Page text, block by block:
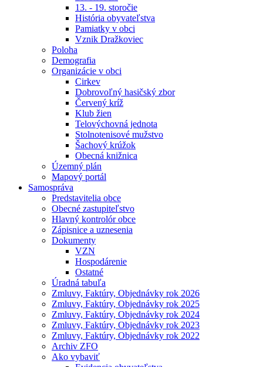
13. - 19. storočie
História obyvateľstva
Pamiatky v obci
Vznik Dražkoviec
Poloha
Demografia
Organizácie v obci
Cirkev
Dobrovoľný hasičský zbor
Červený kríž
Klub žien
Telovýchovná jednota
Stolnotenisové mužstvo
Šachový krúžok
Obecná knižnica
Územný plán
Mapový portál
Samospráva
Predstavitelia obce
Obecné zastupiteľstvo
Hlavný kontrolór obce
Zápisnice a uznesenia
Dokumenty
VZN
Hospodárenie
Ostatné
Úradná tabuľa
Zmluvy, Faktúry, Objednávky rok 2026
Zmluvy, Faktúry, Objednávky rok 2025
Zmluvy, Faktúry, Objednávky rok 2024
Zmluvy, Faktúry, Objednávky rok 2023
Zmluvy, Faktúry, Objednávky rok 2022
Archiv ZFO
Ako vybaviť